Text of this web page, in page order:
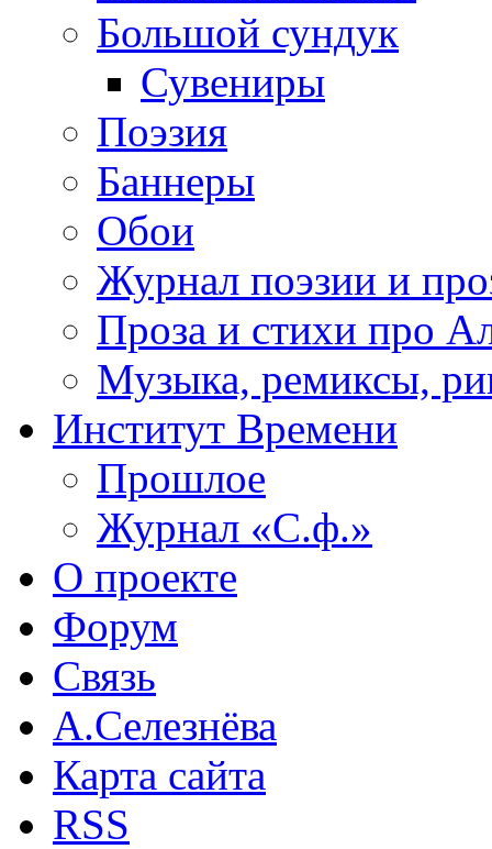
Большой сундук
Сувениры
Поэзия
Баннеры
Обои
Журнал поэзии и
Проза и стихи про
Музыка, ремиксы,
Институт Времени
Прошлое
Журнал «С.ф.»
О проекте
Форум
Связь
А.Селезнёва
Карта сайта
RSS